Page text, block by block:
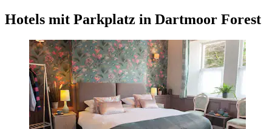
Hotels mit Parkplatz in Dartmoor Forest